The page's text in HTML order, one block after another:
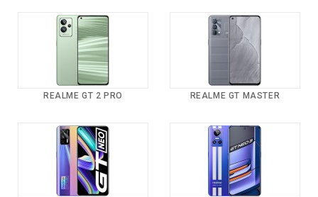
REALME GT 2 PRO REALME GT MASTER